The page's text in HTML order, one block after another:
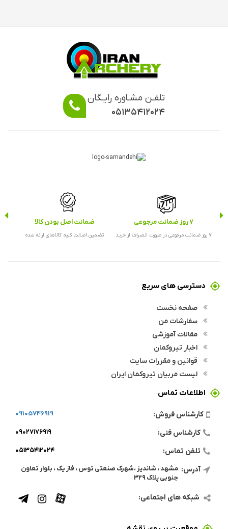
تلفـن مشـاوره رایـگان
۰۵۱۳۵۴۱۲۰۲۴
7 روز ضمانت مرجوعی
7 روز ضمانت مرجوعی در صورت انصراف از خرید
ضمانت اصل بودن کالا
تضمین اصالت کلیه کالاهای ارائه شده
دسترسی های سریع
صفحه نخست
سفارشات من
مقالات آموزشی
اخبار تیروکمان
قوانین و مقررات سایت
لیست مربیان تیروکمان ایران
اطلاعات تماس
کارشناس فروش: 09105746919
کارشناس فنی: ۰۹۰۲۷۱۷۶۹۱۹
تلفن تماس: ۰۵۱۳۵۴۱۲۰۲۴
آدرس: مشهد ، شاندیز ،شهرک صنعتی توس ، فاز یک ، بلوار تعاون
جنوبی پلاک ۳۲۹
شبکه های اجتماعی: